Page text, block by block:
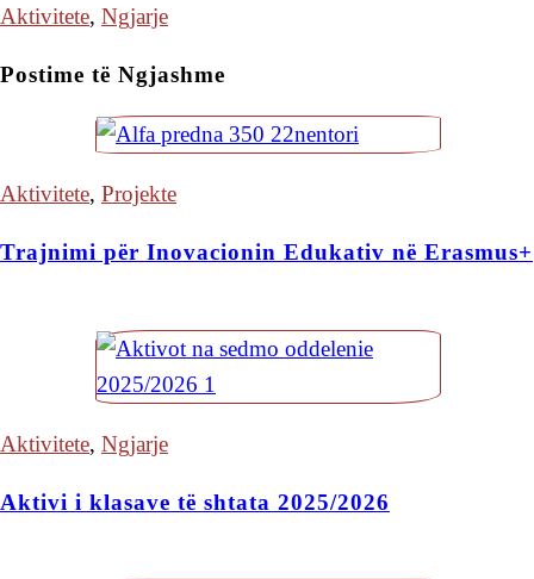
Aktivitete, Ngjarje
Postime të Ngjashme
Aktivitete, Projekte
Trajnimi për Inovacionin Edukativ në Erasmus+
Aktivitete, Ngjarje
Aktivi i klasave të shtata 2025/2026